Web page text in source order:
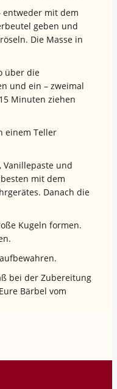
entweder mit dem
geben und
Die Masse in
über die
und ein – zweimal
Minuten ziehen
einem Teller
Vanillepaste und
mit dem
Danach die
Kugeln formen.
bei der Zubereitung
Bärbel vom